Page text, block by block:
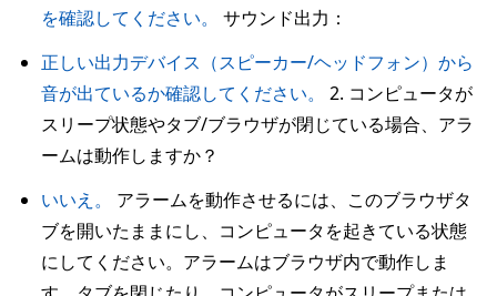
を確認してください。
サウンド出力：
正しい出力デバイス（スピーカー/ヘッドフォン）から
音が出ているか確認してください。
2. コンピュータが
スリープ状態やタブ/ブラウザが閉じている場合、アラ
ームは動作しますか？
いいえ。
アラームを動作させるには、このブラウザタ
ブを開いたままにし、コンピュータを起きている状態
にしてください。アラームはブラウザ内で動作しま